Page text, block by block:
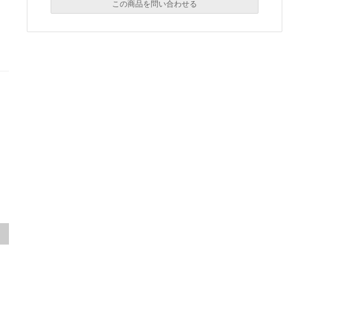
この商品を問い合わせる